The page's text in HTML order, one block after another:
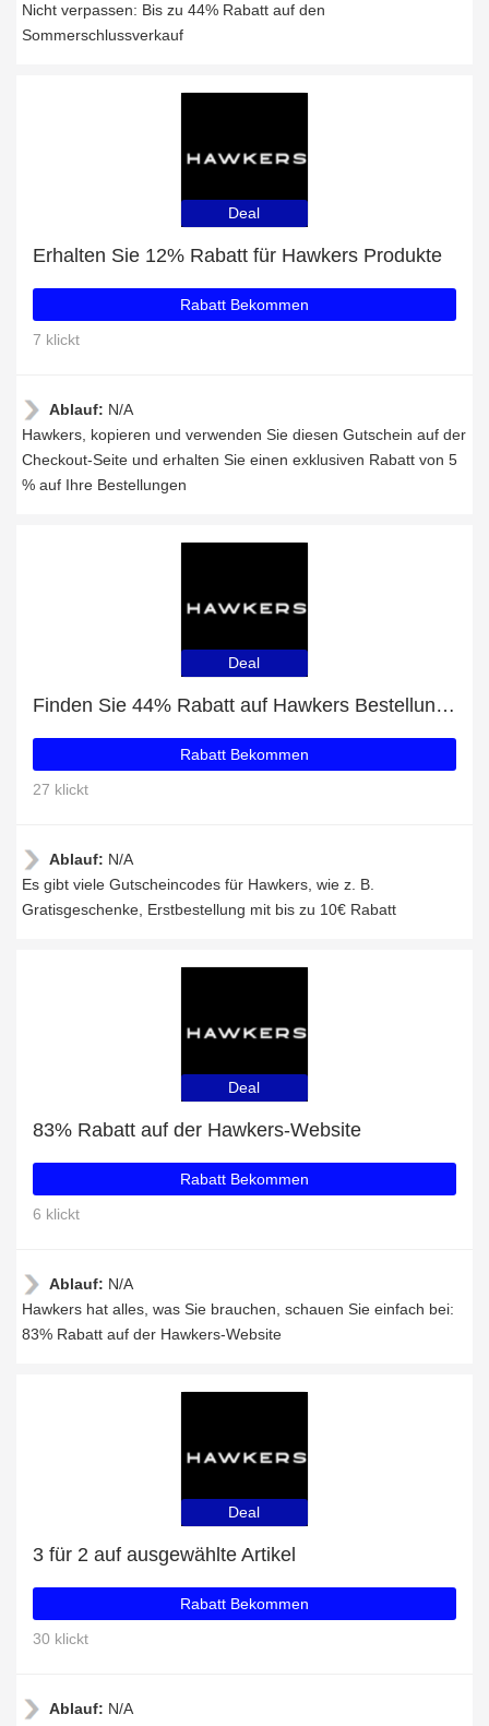
Nicht verpassen: Bis zu 44% Rabatt auf den
Sommerschlussverkauf
Deal
Erhalten Sie 12% Rabatt für Hawkers Produkte
Rabatt Bekommen
7 klickt
Ablauf: N/A
Hawkers, kopieren und verwenden Sie diesen Gutschein auf der
Checkout-Seite und erhalten Sie einen exklusiven Rabatt von 5
% auf Ihre Bestellungen
Deal
Finden Sie 44% Rabatt auf Hawkers Bestellungen
Rabatt Bekommen
27 klickt
Ablauf: N/A
Es gibt viele Gutscheincodes für Hawkers, wie z. B.
Gratisgeschenke, Erstbestellung mit bis zu 10€ Rabatt
Deal
83% Rabatt auf der Hawkers-Website
Rabatt Bekommen
6 klickt
Ablauf: N/A
Hawkers hat alles, was Sie brauchen, schauen Sie einfach bei:
83% Rabatt auf der Hawkers-Website
Deal
3 für 2 auf ausgewählte Artikel
Rabatt Bekommen
30 klickt
Ablauf: N/A